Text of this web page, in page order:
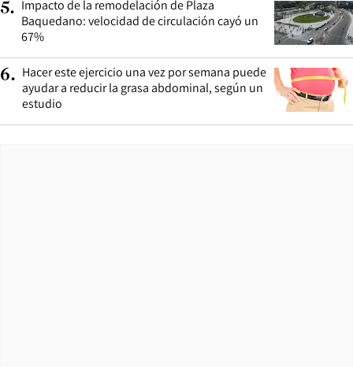
5. Impacto de la remodelación de Plaza
Baquedano: velocidad de circulación cayó un
67%
6. Hacer este ejercicio una vez por semana puede
ayudar a reducir la grasa abdominal, según un
estudio